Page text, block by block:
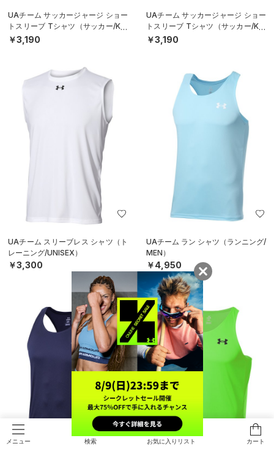
メニュー 検索 お気に入りリスト カート
UAチーム サッカージャージ ショー
トスリーブ Tシャツ（サッカー/KID
S）
￥3,190
UAチーム サッカージャージ ショー
トスリーブ Tシャツ（サッカー/KID
S）
￥3,190
UAチーム スリーブレス シャツ（ト
レーニング/UNISEX）
￥3,300
SOLD OUT
UAチーム ラン シャツ（ランニング/
MEN）
￥4,950